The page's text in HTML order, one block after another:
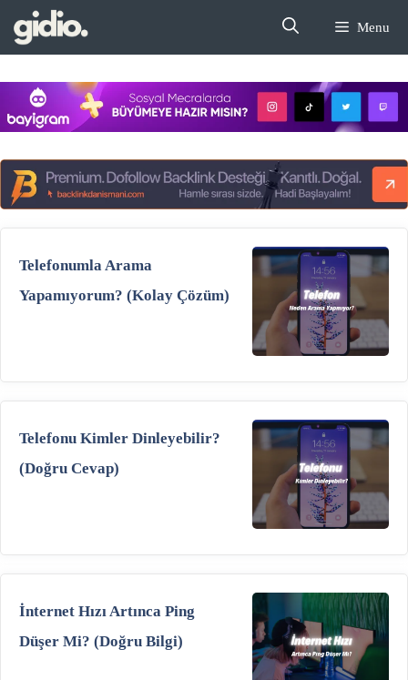
İçeriğe
atla
Menu
Telefonumla Arama
Yapamıyorum? (Kolay Çözüm)
Telefonu Kimler Dinleyebilir?
(Doğru Cevap)
İnternet Hızı Artınca Ping
Düşer Mi? (Doğru Bilgi)